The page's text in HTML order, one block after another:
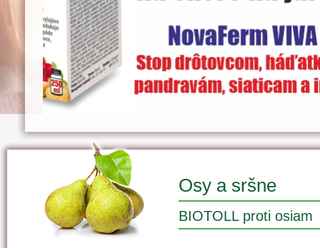
Osy a sršne
BIOTOLL proti osiam